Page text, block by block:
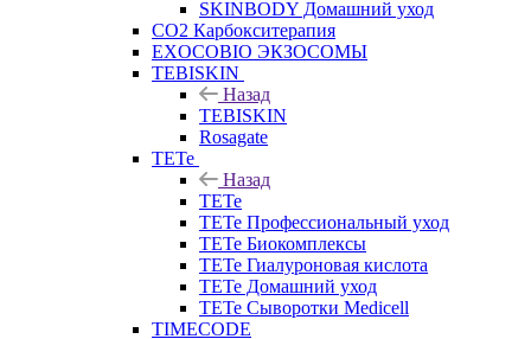
SKINBODY Домашний уход
CO2 Карбокситерапия
EXOCOBIO ЭКЗОСОМЫ
TEBISKIN
Назад
TEBISKIN
Rosagate
TETe
Назад
TETe
TETe Профессиональный уход
TETe Биокомплексы
TETe Гиалуроновая кислота
TETe Домашний уход
TETe Сыворотки Medicell
TIMECODE